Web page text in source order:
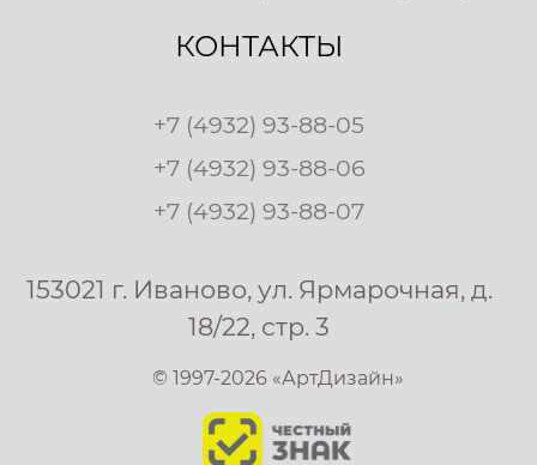
КОНТАКТЫ
+7 (4932) 93-88-05
+7 (4932) 93-88-06
+7 (4932) 93-88-07
153021 г. Иваново, ул. Ярмарочная, д.
18/22, стр. 3
© 1997-2026 «АртДизайн»